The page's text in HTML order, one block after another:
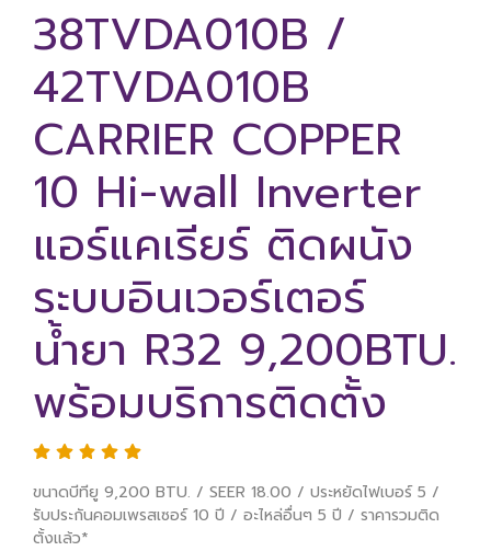
38TVDA010B /
42TVDA010B
CARRIER COPPER
10 Hi-wall Inverter
แอร์แคเรียร์ ติดผนัง
ระบบอินเวอร์เตอร์
น้ำยา R32 9,200BTU.
พร้อมบริการติดตั้ง
ขนาดบีทียู 9,200 BTU. / SEER 18.00 / ประหยัดไฟเบอร์ 5 /
รับประกันคอมเพรสเซอร์ 10 ปี / อะไหล่อื่นๆ 5 ปี / ราคารวมติด
ตั้งแล้ว*